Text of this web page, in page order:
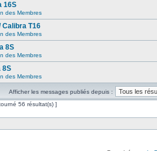
16S
des Membres
T16
des Membres
8S
des Membres
8S
des Membres
Afficher les messages publiés depuis :
56 résultat(s) ]